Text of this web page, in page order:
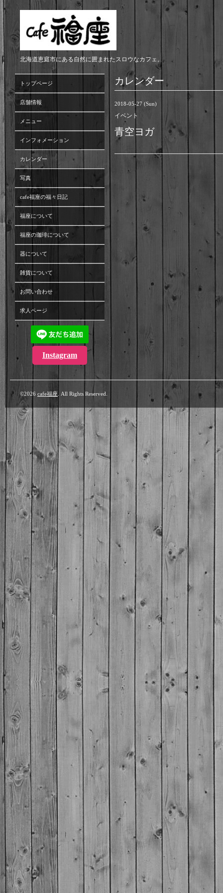
北海道恵庭市にある自然に囲まれたスロウなカフェ。
カレンダー
2018-05-27 (Sun)
イベント
青空ヨガ
トップページ
店舗情報
メニュー
インフォメーション
カレンダー
写真
cafe福座の福々日記
福座について
福座の珈琲について
器について
雑貨について
お問い合わせ
求人ページ
Instagram
©2026 cafe福座 . All Rights Reserved.